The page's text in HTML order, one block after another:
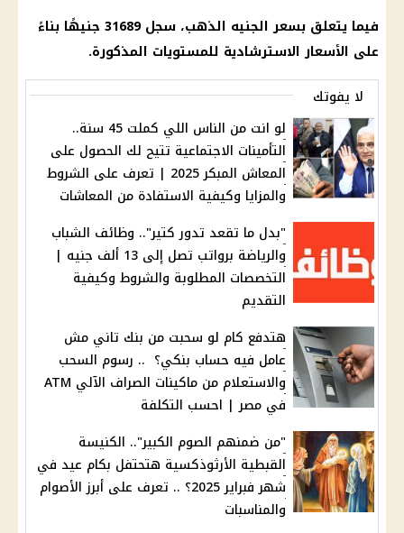
فيما يتعلق بسعرالجنيه الذهب
، سجل 31689 جنيهًا بناءً
على الأسعارالاسترشادية للمستويات المذكورة.
لا يفوتك
لو انت من الناس اللي كملت 45 سنة..
التأمينات الاجتماعية تتيح لك الحصول على
المعاش المبكر 2025 | تعرف على الشروط
والمزايا وكيفية الاستفادة من المعاشات
"بدل ما تقعد تدور كتير".. وظائف الشباب
والرياضة برواتب تصل إلى 13 ألف جنيه |
التخصصات المطلوبة والشروط وكيفية
التقديم
هتدفع كام لو سحبت من بنك تاني مش
عامل فيه حساب بنكي؟ .. رسوم السحب
والاستعلام من ماكينات الصراف الآلي ATM
في مصر | احسب التكلفة
"من ضمنهم الصوم الكبير".. الكنيسة
القبطية الأرثوذكسية هتحتفل بكام عيد في
شهر فبراير 2025؟ .. تعرف على أبرز الأصوام
والمناسبات